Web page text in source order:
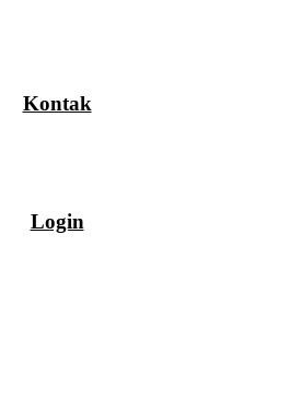
Kontak
Login